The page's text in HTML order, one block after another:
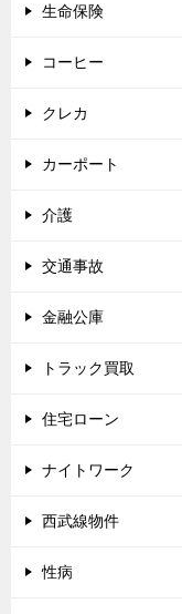
生命保険
コーヒー
クレカ
カーポート
介護
交通事故
金融公庫
トラック買取
住宅ローン
ナイトワーク
西武線物件
性病